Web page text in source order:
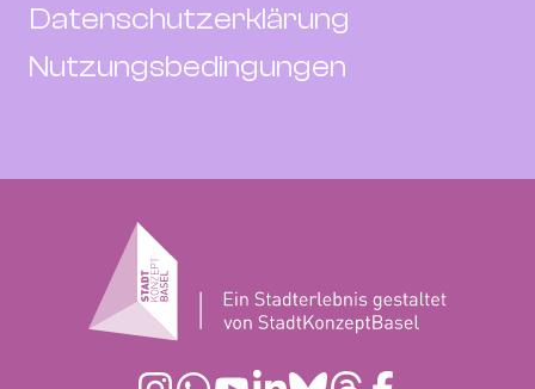
Datenschutzerklärung
Nutzungsbedingungen